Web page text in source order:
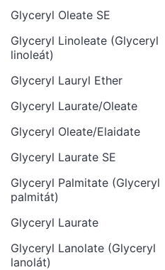
Glyceryl Oleate SE
Glyceryl Linoleate (Glyceryl
linoleát)
Glyceryl Lauryl Ether
Glyceryl Laurate/Oleate
Glyceryl Oleate/Elaidate
Glyceryl Laurate SE
Glyceryl Palmitate (Glyceryl
palmitát)
Glyceryl Laurate
Glyceryl Lanolate (Glyceryl
lanolát)